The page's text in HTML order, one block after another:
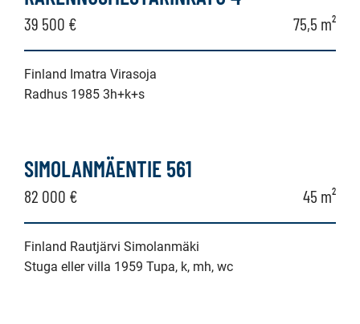
39 500 € 75,5 m²
Finland Imatra Virasoja
Radhus 1985 3h+k+s
SIMOLANMÄENTIE 561
82 000 € 45 m²
Finland Rautjärvi Simolanmäki
Stuga eller villa 1959 Tupa, k, mh, wc